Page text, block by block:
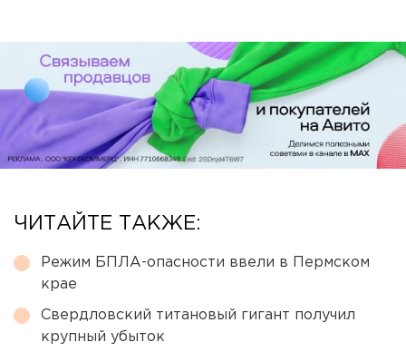
ЧИТАЙТЕ ТАКЖЕ:
Режим БПЛА-опасности ввели в Пермском
крае
Свердловский титановый гигант получил
крупный убыток